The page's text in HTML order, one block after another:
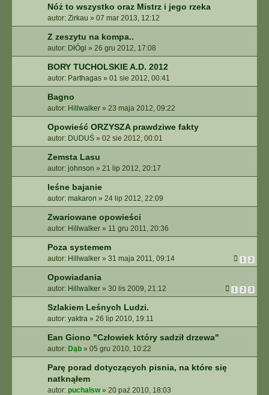
Nóż to wszystko oraz Mistrz i jego rzeka
autor: Zirkau » 07 mar 2013, 12:12
Z zeszytu na kompa..
autor: DłÓgi » 26 gru 2012, 17:08
BORY TUCHOLSKIE A.D. 2012
autor: Parthagas » 01 sie 2012, 00:41
Bagno
autor: Hillwalker » 23 maja 2012, 09:22
Opowieść ORZYSZA prawdziwe fakty
autor: DUDUŚ » 02 sie 2012, 00:01
Zemsta Lasu
autor: johnson » 21 lip 2012, 20:17
leśne bajanie
autor: makaron » 24 lip 2012, 22:09
Zwariowane opowieści
autor: Hillwalker » 11 gru 2011, 20:36
Poza systemem
autor: Hillwalker » 31 maja 2011, 09:14 1 2
Opowiadania
autor: Hillwalker » 30 lis 2009, 21:12 1 2 3
Szlakiem Leśnych Ludzi.
autor: yaktra » 26 lip 2010, 19:11
Ean Giono "Człowiek który sadził drzewa"
autor: Dąb » 05 gru 2010, 10:22
Parę porad dotyczących pisnia, na które się
natknąłem
autor: puchalsw» 20 paź 2010, 18:03